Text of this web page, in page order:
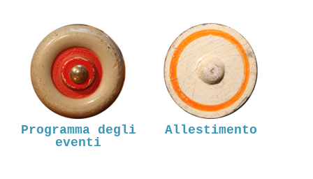
Programma degli
eventi
Allestimento